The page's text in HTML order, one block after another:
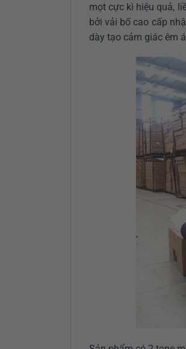
mọt cực kì hiệu quả,
bởi vải bố cao cấp
dày tạo cảm giác êm